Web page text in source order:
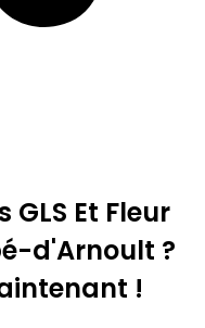
GLS Et Fleur
d'Arnoult ?
!